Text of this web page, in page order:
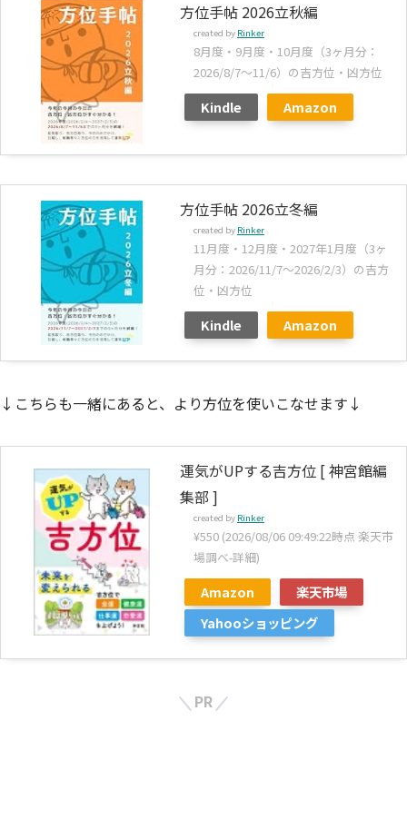
方位手帖 2026立秋編
created by Rinker
8月度・9月度・10月度（3ヶ月分：
2026/8/7～11/6）の吉方位・凶方位
Kindle Amazon
方位手帖 2026立冬編
created by Rinker
11月度・12月度・2027年1月度（3ヶ
月分：2026/11/7～2026/2/3）の吉方
位・凶方位
Kindle Amazon
↓こちらも一緒にあると、より方位を使いこなせます↓
運気がUPする吉方位 [ 神宮館編
集部 ]
created by Rinker
¥550 (2026/08/06 09:49:22時点 楽天市
場調べ-詳細)
Amazon
楽天市場
Yahooショッピング
PR